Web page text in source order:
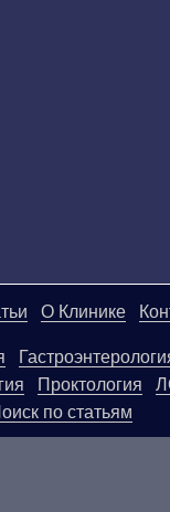
О Клинике
Проктология
по статьям